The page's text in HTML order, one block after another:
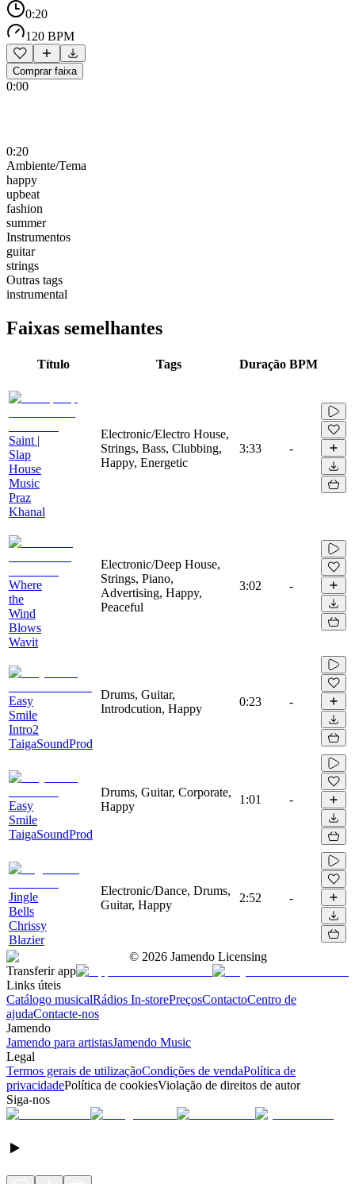
0:20
120 BPM
Comprar faixa
0:00
0:20
Ambiente/Tema
happy
upbeat
fashion
summer
Instrumentos
guitar
strings
Outras tags
instrumental
Faixas semelhantes
Título Tags Duração BPM
Saint |
Slap
House
Music
Praz
Khanal
Electronic/Electro House,
Strings, Bass, Clubbing,
Happy, Energetic
3:33 -
Where
the
Wind
Blows
Wavit
Electronic/Deep House,
Strings, Piano,
Advertising, Happy,
Peaceful
3:02 -
Easy
Smile
Intro2
TaigaSoundProd
Drums, Guitar,
Introdcution, Happy
0:23 -
Easy
Smile
TaigaSoundProd
Drums, Guitar, Corporate,
Happy
1:01 -
Jingle
Bells
Chrissy
Blazier
Electronic/Dance, Drums,
Guitar, Happy
2:52 -
© 2026 Jamendo Licensing
Transferir app
Links úteis
Catálogo musicalRádios In-storePreçosContactoCentro de
ajudaContacte-nos
Jamendo
Jamendo para artistasJamendo Music
Legal
Termos gerais de utilizaçãoCondições de vendaPolítica de
privacidadePolítica de cookiesViolação de direitos de autor
Siga-nos